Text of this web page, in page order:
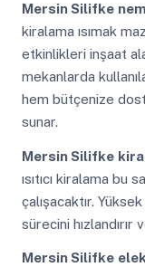
Mersin Silifke
kiralama ısımak
etkinlikleri inşaat
mekanlarda
hem bütçenize
sunar.
Mersin Silifke
ısıtıcı kiralama
çalışacaktır.
sürecini hızlandırır
Mersin Silifke